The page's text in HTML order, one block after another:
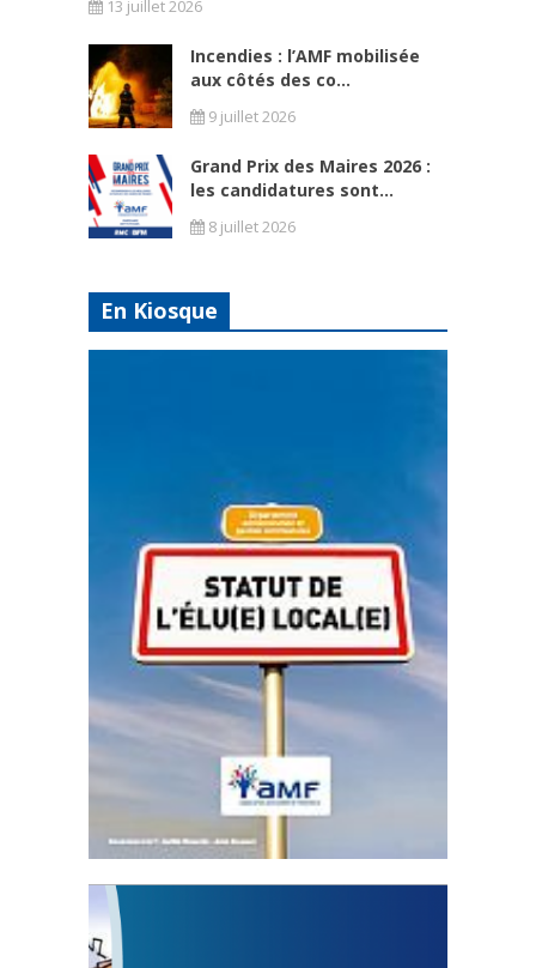
13 juillet 2026
Incendies : l’AMF mobilisée
aux côtés des co...
9 juillet 2026
Grand Prix des Maires 2026 :
les candidatures sont...
8 juillet 2026
En Kiosque
Statut de l’élu local
3 avril 2024
Mise à jour avril 2024